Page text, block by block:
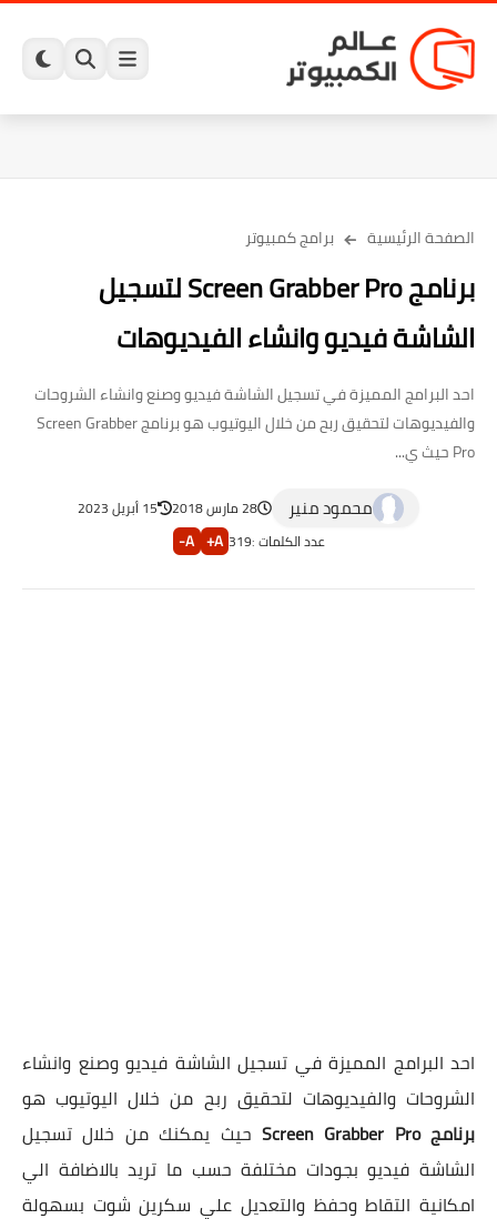
الصفحة الرئيسية برامج كمبيوتر
برنامج Screen Grabber Pro لتسجيل
الشاشة فيديو وانشاء الفيديوهات
احد البرامج المميزة في تسجيل الشاشة فيديو وصنع وانشاء الشروحات
والفيديوهات لتحقيق ربح من خلال اليوتيوب هو برنامج Screen Grabber
Pro حيث ي...
محمود منير 28 مارس 2018
15 أبريل 2023
عدد الكلمات :319
A+
A-
احد البرامج المميزة في تسجيل الشاشة فيديو وصنع وانشاء
الشروحات والفيديوهات لتحقيق ربح من خلال اليوتيوب هو
برنامج Screen Grabber Pro
حيث يمكنك من خلال تسجيل
الشاشة فيديو بجودات مختلفة حسب ما تريد بالاضافة الي
امكانية التقاط وحفظ والتعديل علي سكرين شوت بسهولة